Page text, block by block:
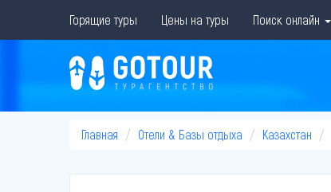
Горящие туры Цены на туры Поиск онлайн
Главная Отели & Базы отдыха Казахстан